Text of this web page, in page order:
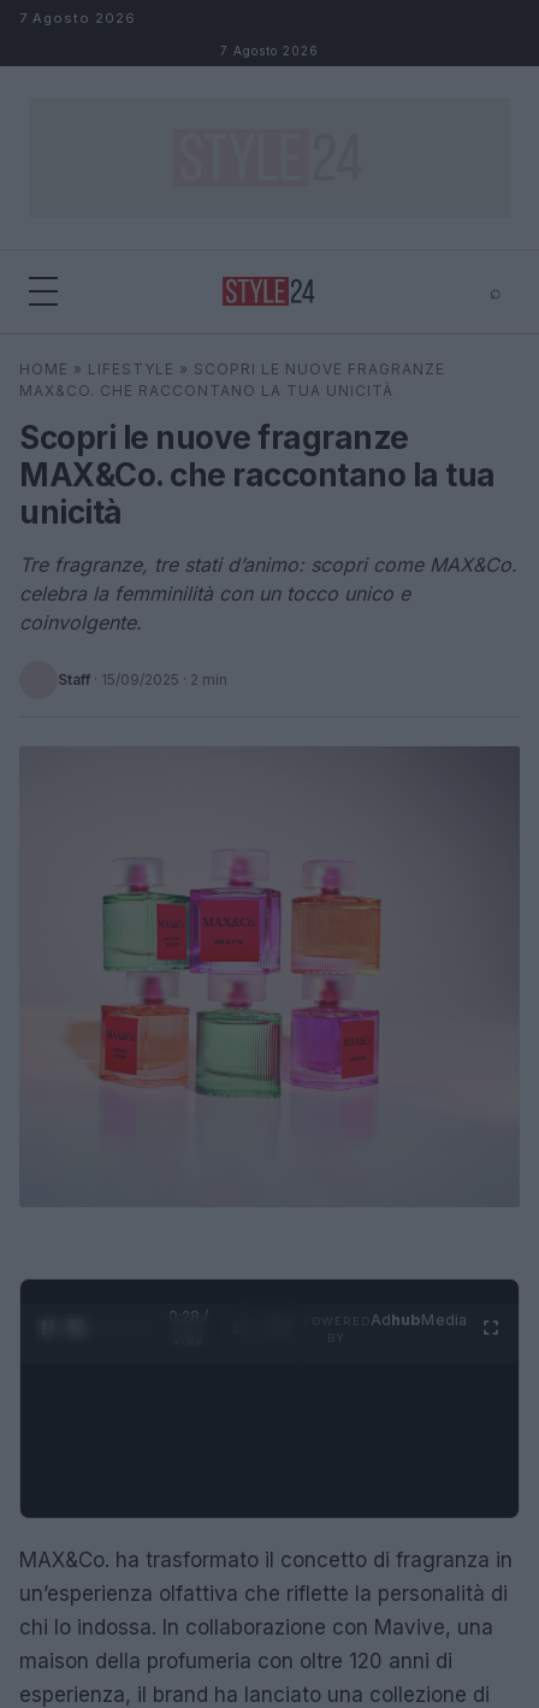
Salta al contenuto
7 Agosto 2026
7 Agosto 2026
⌕
Cerca
HOME » LIFESTYLE » SCOPRI LE NUOVE FRAGRANZE
MAX&CO. CHE RACCONTANO LA TUA UNICITÀ
Scopri le nuove fragranze
MAX&Co. che raccontano la tua
unicità
Tre fragranze, tre stati d’animo: scopri come MAX&Co.
celebra la femminilità con un tocco unico e
coinvolgente.
Staff · 15/09/2025 · 2 min
0:29 /
AdhubMedia
MAX&Co. ha trasformato il concetto di fragranza in
un’esperienza olfattiva che riflette la personalità di
chi lo indossa. In collaborazione con Mavive, una
maison della profumeria con oltre 120 anni di
esperienza, il brand ha lanciato una collezione di